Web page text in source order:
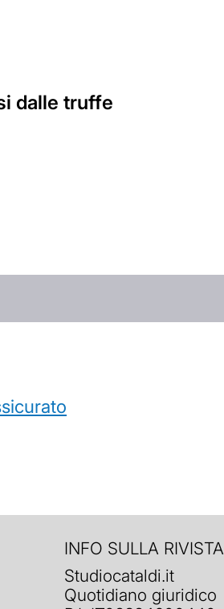
dalle truffe
INFO SULLA RIVISTA
Studiocataldi.it
Quotidiano giuridico